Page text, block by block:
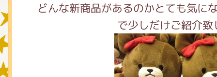
どんな新商品があるのかとても気に
で少しだけご紹介致
ミュージカル・コンサート
おたのしみコンテンツ(クイズ・